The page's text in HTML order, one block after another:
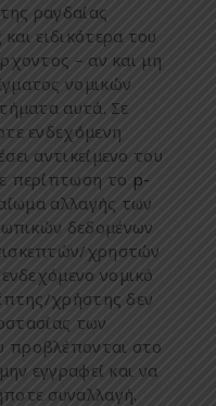
της ραγδαίας
και ειδικότερα του
– αν και μη
ματος νο μικών
ματα αυτά. Σε
ενδεχόμενη
αντικεί μενο του
περίπτωση το p-
μα αλλαγής των
πικών δεδομένων
ισκεπτών/χρηστών
ενδεχόμενο νο μικό
πτης/χρήστης δεν
των
προβλέπονται στο
μην εγγραφεί και να
ποτε συναλλαγή.